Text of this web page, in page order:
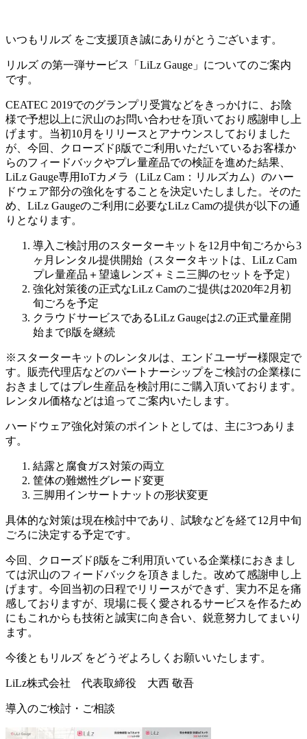
いつもリルズ をご支援頂き誠にありがとうございます。
リルズ の第一弾サービス「LiLz Gauge」についてのご案内
です。
CEATEC 2019でのグランプリ受賞などをきっかけに、お陰
様で予想以上に沢山のお問い合わせを頂いており感謝申し上
げます。当初10月をリリースとアナウンスしておりました
が、今回、クローズドβ版でご利用いただいているお客様か
らのフィードバックやプレ量産品での検証を進めた結果、
LiLz Gauge専用IoTカメラ（LiLz Cam：リルズカム）のハー
ドウェア部分の強化をすることを決定いたしました。そのた
め、LiLz Gaugeのご利用に必要なLiLz Camの提供が以下の通
りとなります。
導入ご検討用のスターターキットを12月中旬ごろから3
ヶ月レンタル提供開始（スタータキットは、LiLz Cam
プレ量産品＋望遠レンズ＋ミニ三脚のセットを予定）
強化対策後の正式なLiLz Camのご提供は2020年2月初
旬ごろを予定
クラウドサービスであるLiLz Gaugeは2.の正式量産開
始までβ版を継続
※スターターキットのレンタルは、エンドユーザー様限定で
す。販売代理店などのパートナーシップをご検討の企業様に
おきましてはプレ生産品を検討用にご購入頂いております。
レンタル価格などは追ってご案内いたします。
ハードウェア強化対策のポイントとしては、主に3つありま
す。
結露と腐食ガス対策の両立
筐体の難燃性グレード変更
三脚用インサートナットの形状変更
具体的な対策は現在検討中であり、試験などを経て12月中旬
ごろに決定する予定です。
今回、クローズドβ版をご利用頂いている企業様におきまし
ては沢山のフィードバックを頂きました。改めて感謝申し上
げます。今回当初の日程でリリースができず、実力不足を痛
感しておりますが、現場に長く愛されるサービスを作るため
にもこれからも技術と誠実に向き合い、鋭意努力してまいり
ます。
今後ともリルズ をどうぞよろしくお願いいたします。
LiLz株式会社 代表取締役 大西 敬吾
導入のご検討・ご相談